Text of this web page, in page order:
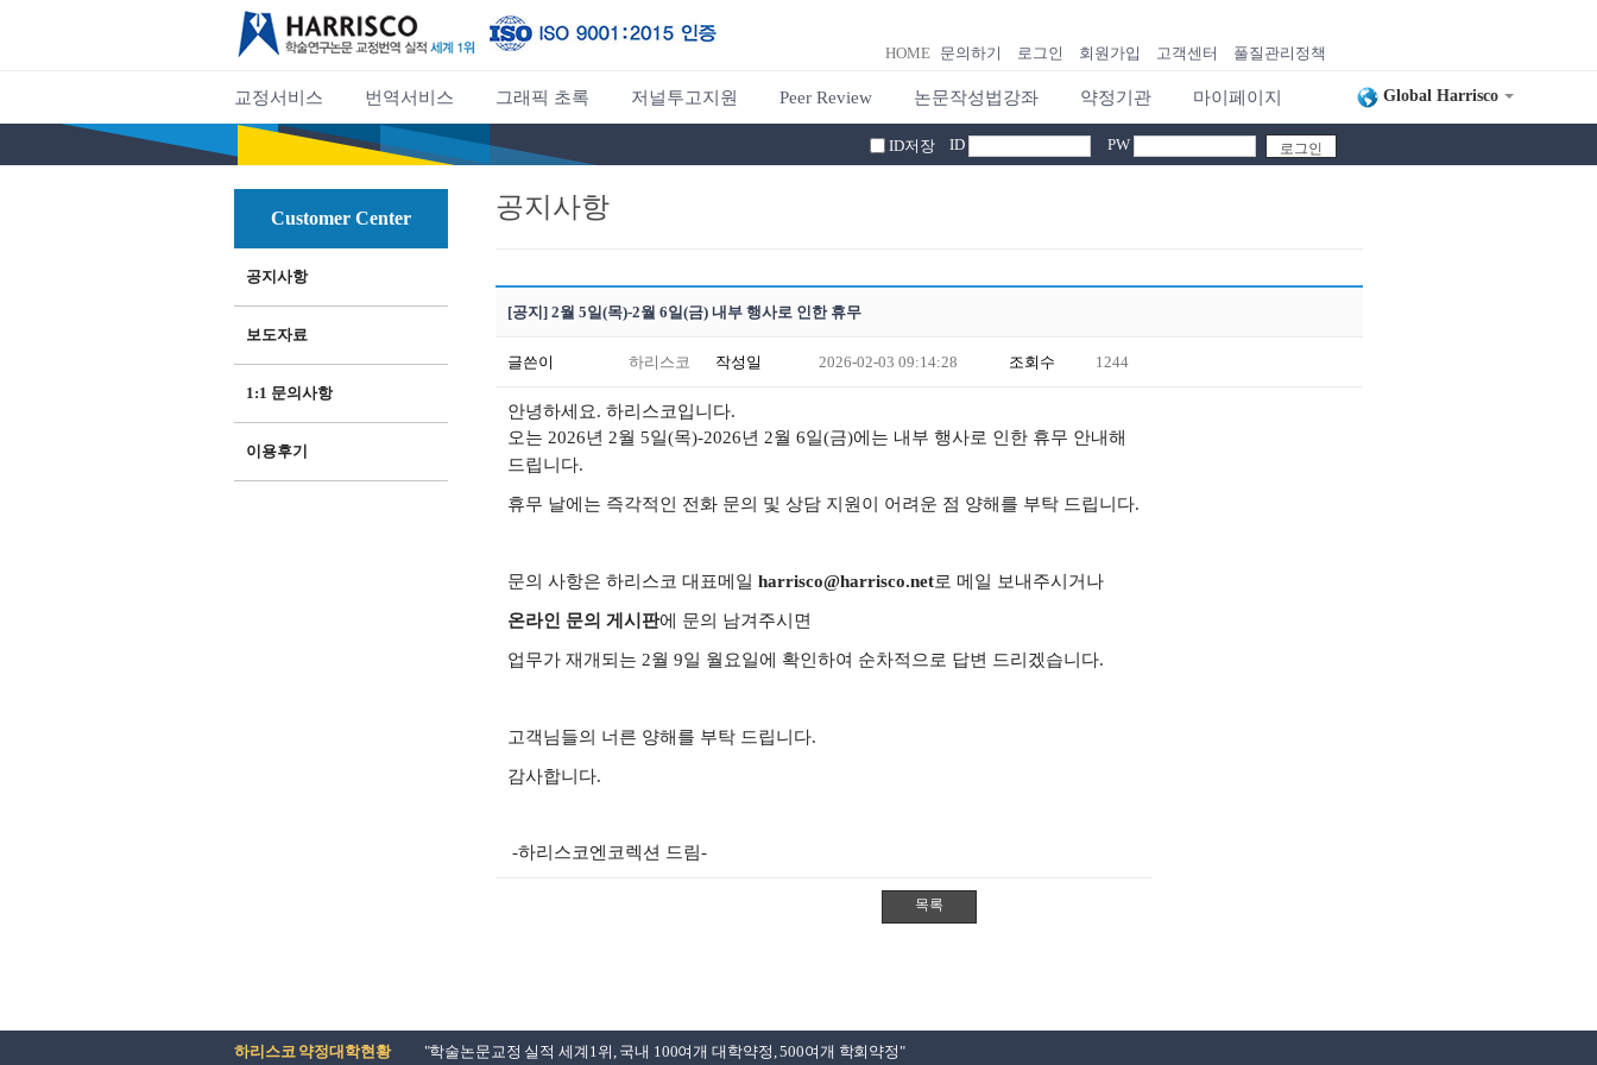
Global Harrisco
HOME 문의하기 로그인 회원가입 고객센터 풀질관리정책
교정서비스 번역서비스 그래픽 초록 저널투고지원 Peer Review 논문작성법강좌 약정기관 마이페이지
ID저장 ID PW
Customer Center
공지사항
보도자료
1:1 문의사항
이용후기
공지사항
[공지] 2월 5일(목)-2월 6일(금) 내부 행사로 인한 휴무
글쓴이 하리스코 작성일 2026-02-03 09:14:28 조회수 1244
안녕하세요. 하리스코입니다.
오는 2026년 2월 5일(목)-2026년 2월 6일(금)에는 내부 행사로 인한 휴무 안내해
드립니다.
휴무 날에는 즉각적인 전화 문의 및 상담 지원이 어려운 점 양해를 부탁 드립니다.
문의 사항은 하리스코 대표메일 harrisco@harrisco.net로 메일 보내주시거나
온라인 문의 게시판에 문의 남겨주시면
업무가 재개되는 2월 9일 월요일에 확인하여 순차적으로 답변 드리겠습니다.
고객님들의 너른 양해를 부탁 드립니다.​
감사합니다.
​-하리스코엔코렉션 드림-
하리스코 약정대학현황 "학술논문교정 실적 세계1위, 국내 100여개 대학약정, 500여개 학회약정"